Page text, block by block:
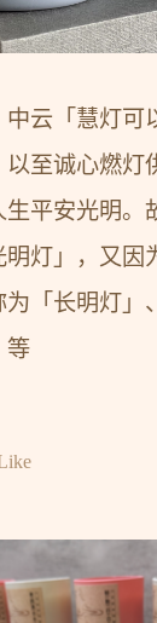
中云「慧灯可
以至诚心燃灯
生平安光明。
明灯」，又因
为「长明灯」
等